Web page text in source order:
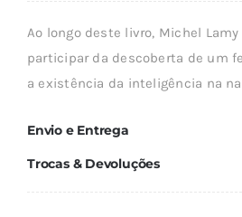
INTELIGÊNCIA
Ao longo deste livro, Michel
participar da descoberta de um
a existência da inteligência na
Envio e Entrega
Trocas & Devoluções